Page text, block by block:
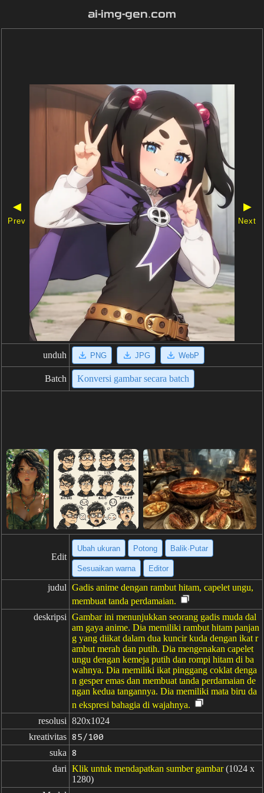
ai-img-gen.com
◀
Prev
▶
Next
unduh PNG JPG WebP
Batch Konversi gambar secara batch
Edit
Ubah ukuran Potong Balik·Putar
Sesuaikan warna Editor
judul Gadis anime dengan rambut hitam, capelet ungu,
membuat tanda perdamaian.
deskripsi Gambar ini menunjukkan seorang gadis muda dal
am gaya anime. Dia memiliki rambut hitam panjan
g yang diikat dalam dua kuncir kuda dengan ikat r
ambut merah dan putih. Dia mengenakan capelet
ungu dengan kemeja putih dan rompi hitam di ba
wahnya. Dia memiliki ikat pinggang coklat denga
n gesper emas dan membuat tanda perdamaian de
ngan kedua tangannya. Dia memiliki mata biru da
n ekspresi bahagia di wajahnya.
resolusi 820x1024
kreativitas 85/100
suka 8
dari Klik untuk mendapatkan sumber gambar (1024 x
1280)